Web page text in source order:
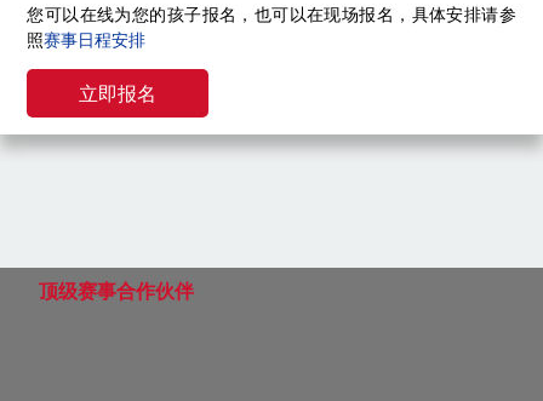
您可以在线为您的孩子报名，也可以在现场报名，具体安排请参
照赛事日程安排
立即报名
顶级赛事合作伙伴